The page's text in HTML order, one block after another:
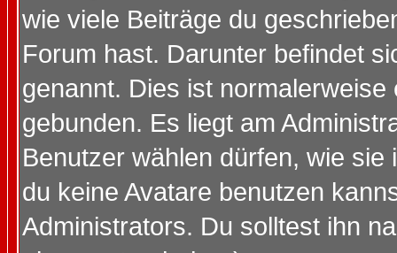
wie viele Beiträge du
Forum hast. Darunter befindet
genannt. Dies ist
gebunden. Es liegt am
Benutzer wählen dürfen, wie
du keine Avatare benutzen
Administrators. Du solltest ihn